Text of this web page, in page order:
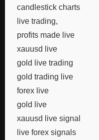
candlestick charts
live trading,
profits made live
xauusd live
gold live trading
gold trading live
forex live
gold live
xauusd live signal
live forex signals